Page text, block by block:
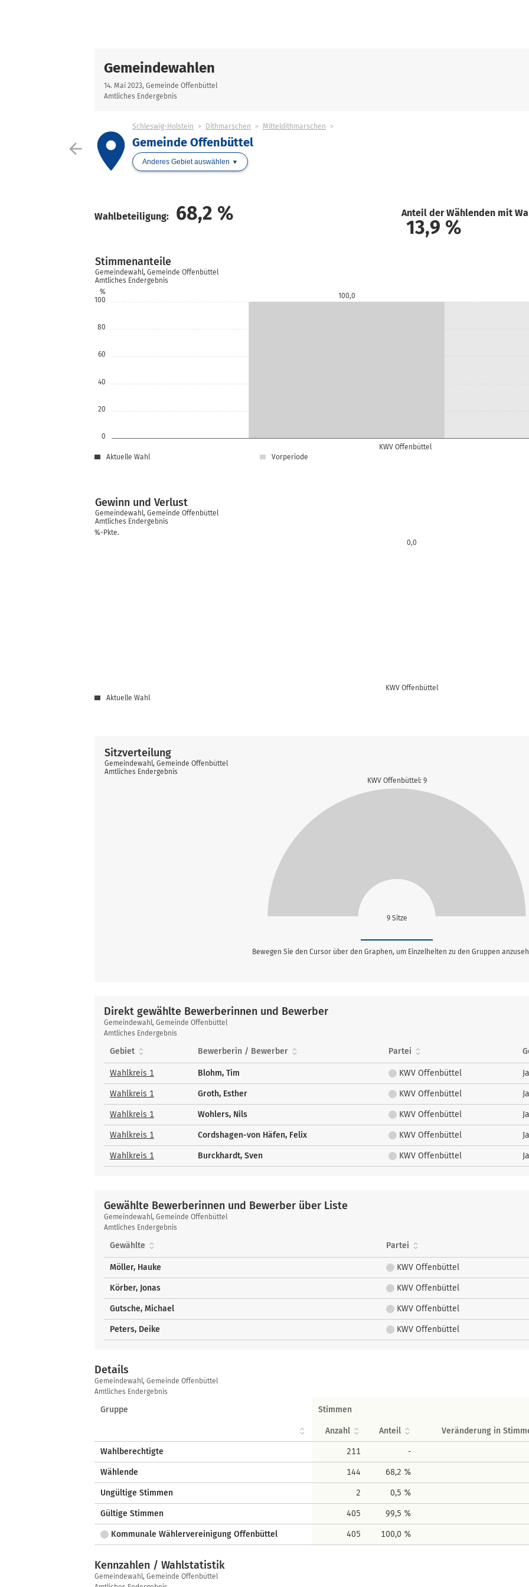
Gemeindewahlen
14. Mai 2023, Gemeinde Offenbüttel
Amtliches Endergebnis
arrow_back place
Schleswig-Holstein Dithmarschen Mitteldithmarschen
Gemeinde Offenbüttel
Anderes Gebiet auswählen
Wahlbeteiligung: 68,2 % Anteil der Wählenden mit
13,9 %
0
20
40
60
80
100
%
KWV Offenbüttel
100,0
Stimmenanteile
Gemeindewahl, Gemeinde Offenbüttel
Amtliches Endergebnis
Aktuelle Wahl Vorperiode
%-Pkte.
KWV Offenbüttel
0,0
Gewinn und Verlust
Gemeindewahl, Gemeinde Offenbüttel
Amtliches Endergebnis
Aktuelle Wahl
9 Sitze
KWV Offenbüttel: 9
Sitzverteilung
Gemeindewahl, Gemeinde Offenbüttel
Amtliches Endergebnis
Bewegen Sie den Cursor über den Graphen, um Einzelheiten zu den Gruppen
Direkt gewählte Bewerberinnen und Bewerber
Direkt
gewählte
Bewerberinnen
Bewerber
Gemeindewahl, Gemeinde Offenbüttel
Amtliches Endergebnis
Gebiet Bewerberin / Bewerber Partei
Wahlkreis 1 Blohm, Tim KWV Offenbüttel Ja
Wahlkreis 1 Groth, Esther KWV Offenbüttel Ja
Wahlkreis 1 Wohlers, Nils KWV Offenbüttel Ja
Wahlkreis 1 Cordshagen-von Häfen, Felix KWV Offenbüttel Ja
Wahlkreis 1 Burckhardt, Sven KWV Offenbüttel Ja
Gewählte Bewerberinnen und Bewerber über Liste
Gewählte
Bewerberinnen
und
über
Liste
Gemeindewahl, Gemeinde Offenbüttel
Amtliches Endergebnis
Gewählte Partei
Möller, Hauke KWV Offenbüttel
Körber, Jonas KWV Offenbüttel
Gutsche, Michael KWV Offenbüttel
Peters, Deike KWV Offenbüttel
Details
Details
Gemeindewahl, Gemeinde Offenbüttel
Amtliches Endergebnis
Gruppe Stimmen
Anzahl Anteil Veränderung in
Wahlberechtigte 211 -
Wählende 144 68,2 %
Ungültige Stimmen 2 0,5 %
Gültige Stimmen 405 99,5 %
Kommunale Wählervereinigung Offenbüttel 405 100,0 %
Kennzahlen / Wahlstatistik
Kennzahlen
Gemeindewahl, Gemeinde Offenbüttel